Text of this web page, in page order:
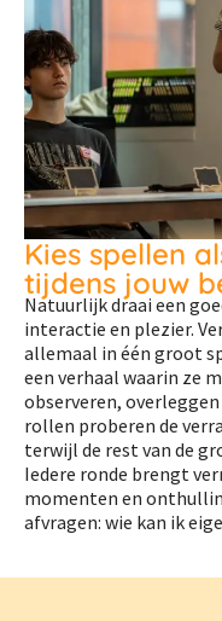
Kies spellen
tijdens jouw
Natuurlijk draai een
interactie en plezier.
allemaal in één groot
een verhaal waarin ze
observeren,
rollen proberen de
terwijl de rest van de
Iedere ronde brengt
momenten en
afvragen: wie kan ik